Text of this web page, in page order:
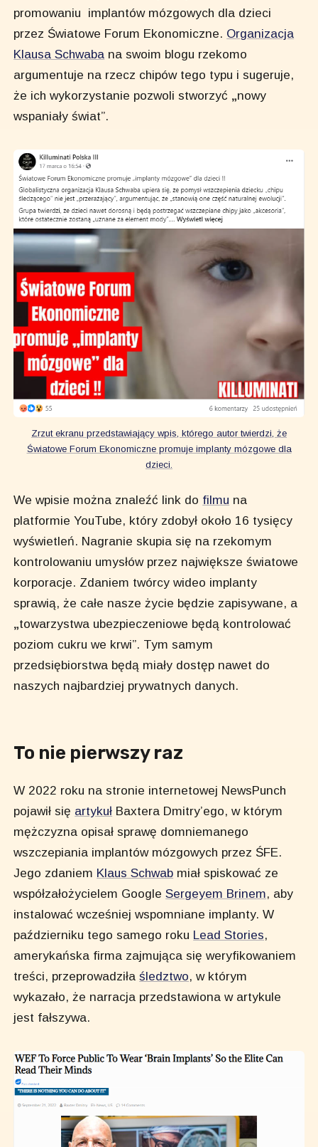
promowaniu implantów mózgowych dla dzieci
przez Światowe Forum Ekonomiczne. Organizacja
Klausa Schwaba na swoim blogu rzekomo
argumentuje na rzecz chipów tego typu i sugeruje,
że ich wykorzystanie pozwoli stworzyć „nowy
wspaniały świat”.
Zrzut ekranu przedstawiający wpis, którego autor twierdzi, że
Światowe Forum Ekonomiczne promuje implanty mózgowe dla
dzieci.
We wpisie można znaleźć link do filmu na
platformie YouTube, który zdobył około 16 tysięcy
wyświetleń. Nagranie skupia się na rzekomym
kontrolowaniu umysłów przez największe światowe
korporacje. Zdaniem twórcy wideo implanty
sprawią, że całe nasze życie będzie zapisywane, a
„towarzystwa ubezpieczeniowe będą kontrolować
poziom cukru we krwi”. Tym samym
przedsiębiorstwa będą miały dostęp nawet do
naszych najbardziej prywatnych danych.
To nie pierwszy raz
W 2022 roku na stronie internetowej NewsPunch
pojawił się artykuł Baxtera Dmitry’ego, w którym
mężczyzna opisał sprawę domniemanego
wszczepiania implantów mózgowych przez ŚFE.
Jego zdaniem Klaus Schwab miał spiskować ze
współzałożycielem GoogleSergeyem Brinem, aby
instalować wcześniej wspomniane implanty. W
październiku tego samego roku Lead Stories,
amerykańska firma zajmująca się weryfikowaniem
treści, przeprowadziłaśledztwo, w którym
wykazało, że narracja przedstawiona w artykule
jest fałszywa.